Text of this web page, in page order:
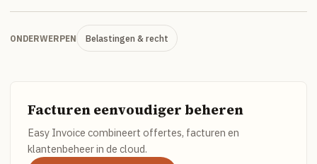
ONDERWERPEN Belastingen & recht
Facturen eenvoudiger beheren
Easy Invoice combineert offertes, facturen en
klantenbeheer in de cloud.